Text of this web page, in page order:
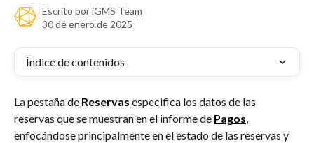
Escrito poriGMS Team
30 de enero de 2025
Índice de contenidos
La pestaña de Reservas especifica los datos de las
reservas que se muestran en el informe de Pagos,
enfocándose principalmente en el estado de las reservas y